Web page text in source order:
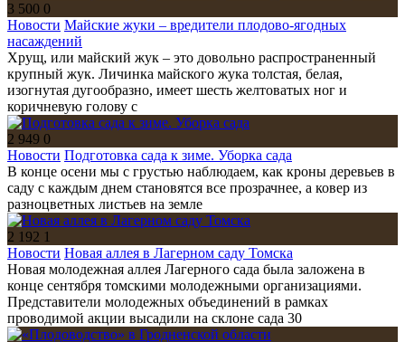
3 500 0
Новости Майские жуки – вредители плодово-ягодных
насаждений
Хрущ, или майский жук – это довольно распространенный
крупный жук. Личинка майского жука толстая, белая,
изогнутая дугообразно, имеет шесть желтоватых ног и
коричневую голову с
2 949 0
Новости Подготовка сада к зиме. Уборка сада
В конце осени мы с грустью наблюдаем, как кроны деревьев в
саду с каждым днем становятся все прозрачнее, а ковер из
разноцветных листьев на земле
2 192 1
Новости Новая аллея в Лагерном саду Томска
Новая молодежная аллея Лагерного сада была заложена в
конце сентября томскими молодежными организациями.
Представители молодежных объединений в рамках
проводимой акции высадили на склоне сада 30